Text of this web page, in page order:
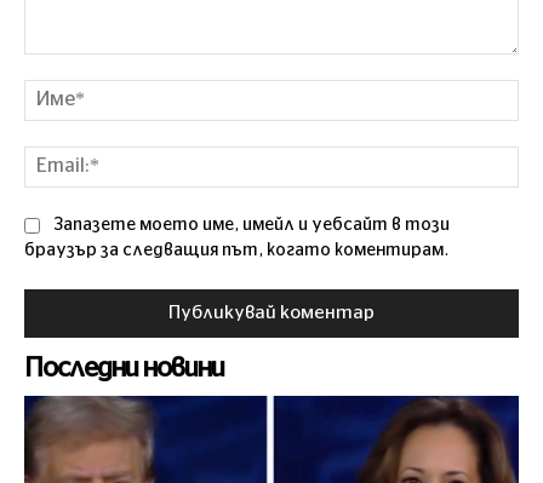
Запазете моето име, имейл и уебсайт в този
браузър за следващия път, когато коментирам.
Последни новини